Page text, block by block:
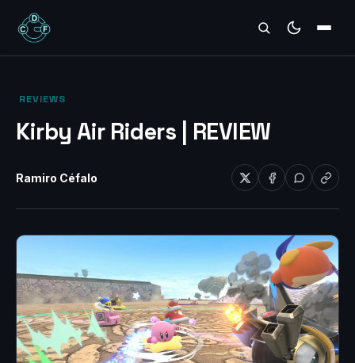
REVIEWS
‎ REVIEWS‎
Kirby Air Riders | REVIEW
Ramiro Céfalo